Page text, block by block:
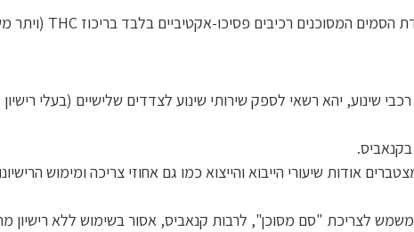
שינוע, יהא רשאי לספק שירותי שינוע לצדדים שלישיים (בעלי
אודות שיעורי הייבוא והייצוא כמו גם אחוזי צריכה ומימוש
לצריכת "סם מסוכן", לרבות קנאביס, אסור בשימוש ללא רישיון